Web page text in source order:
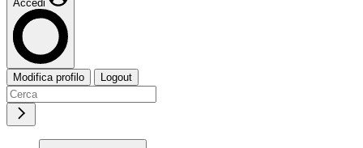
Accedi
Modifica profilo Logout